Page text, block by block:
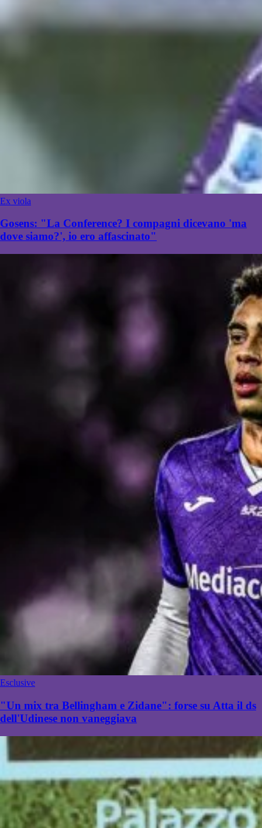
Ex viola
Gosens: "La Conference? I compagni dicevano 'ma
dove siamo?', io ero affascinato"
Esclusive
"Un mix tra Bellingham e Zidane": forse su Atta il ds
dell'Udinese non vaneggiava